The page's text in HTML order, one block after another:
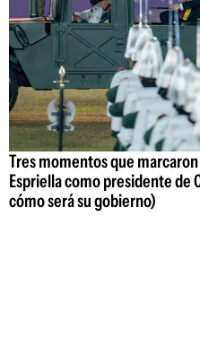
Tres momentos que
Espriella como presidente de
cómo será su gobierno)